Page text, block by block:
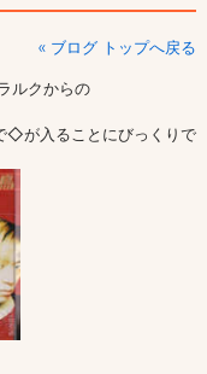
« ブログ トップへ戻る
ルクからの
◇が入ることにびっくりで